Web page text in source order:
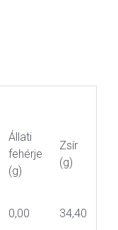
Állati
fehérje
(g)
Zsír
(g)
0,00 34,40